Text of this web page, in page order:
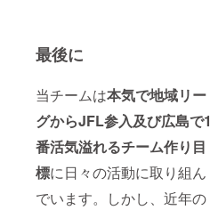
最後に
当チームは本気で地域リー
グからJFL参入及び広島で1
番活気溢れるチーム作り目
標に日々の活動に取り組ん
でいます。しかし、近年の